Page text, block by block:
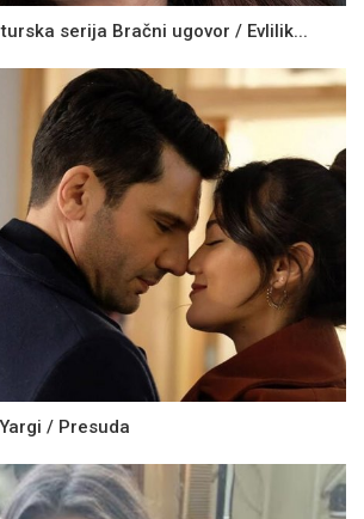
serija Bračni ugovor / Evlilik...
/ Presuda